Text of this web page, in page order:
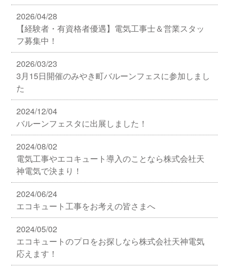
2026/04/28
【経験者・有資格者優遇】電気工事士＆営業スタッ
フ募集中！
2026/03/23
3月15日開催のみやき町バルーンフェスに参加しまし
た
2024/12/04
バルーンフェスタに出展しました！
2024/08/02
電気工事やエコキュート導入のことなら株式会社天
神電気で決まり！
2024/06/24
エコキュート工事をお考えの皆さまへ
2024/05/02
エコキュートのプロをお探しなら株式会社天神電気
応えます！